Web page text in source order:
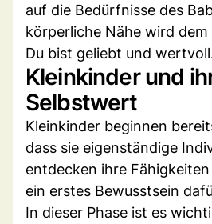
auf die Bedürfnisse des
körperliche Nähe wird
Du bist geliebt und
Kleinkinder und
Selbstwert
Kleinkinder beginnen
dass sie eigenständige
entdecken ihre
ein erstes Bewusstsein
In dieser Phase ist es